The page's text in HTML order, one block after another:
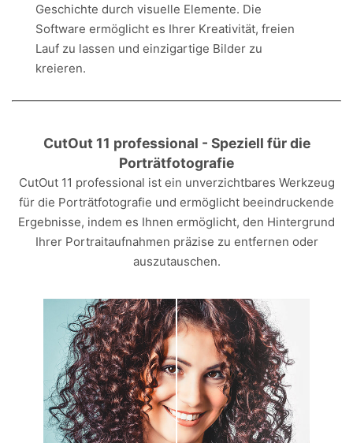
Geschichte durch visuelle Elemente. Die
Software ermöglicht es Ihrer Kreativität, freien
Lauf zu lassen und einzigartige Bilder zu
kreieren.
CutOut 11 professional - Speziell für die
Porträtfotografie
CutOut 11 professional ist ein unverzichtbares Werkzeug
für die Porträtfotografie und ermöglicht beeindruckende
Ergebnisse, indem es Ihnen ermöglicht, den Hintergrund
Ihrer Portraitaufnahmen präzise zu entfernen oder
auszutauschen.